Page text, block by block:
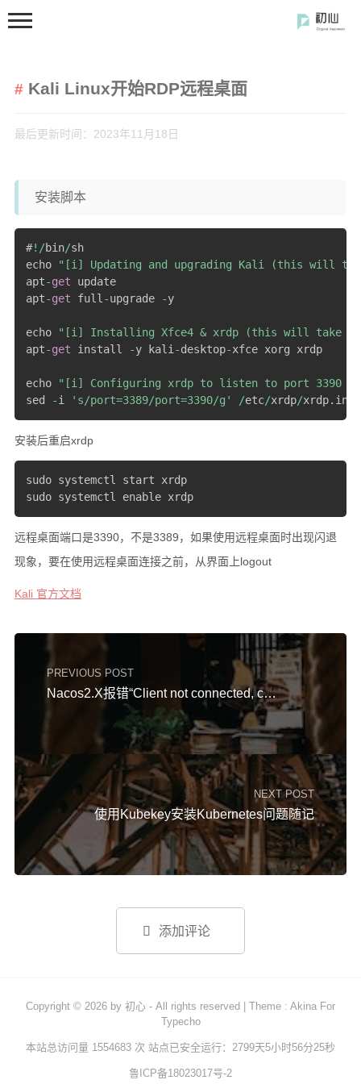
Kali Linux开始RDP远程桌面
最后更新时间：2023年11月18日
安装脚本
#! /bin/sh
echo
"[i] Updating and upgrading Kali (this will
apt-get update
apt-get full -upgrade -y
echo
"[i] Installing Xfce4 & xrdp (this will take a
apt-get install -y kali -desktop-xfce xorg xrdp
echo
"[i] Configuring xrdp to listen to port 3390
sed
-i 's/port=3389/port=3390/g' /etc/xrdp/xrdp. ini
安装后重启xrdp
sudo systemctl start xrdp
sudo systemctl enable xrdp
远程桌面端口是3390，不是3389，如果使用远程桌面时出现闪退
现象，要在使用远程桌面连接之前，从界面上logout
Kali 官方文档
PREVIOUS POST
Nacos2.X报错“Client not connected, current status:STARTING”
NEXT POST
使用Kubekey安装Kubernetes问题随记
 添加评论
Copyright © 2026 by 初心 - All rights reserved | Theme : Akina For
Typecho
本站总访问量 1554683 次 站点已安全运行：2799天5小时56分25秒
鲁ICP备18023017号-2
首页
开发笔记
前端开发
闲の碎语
软件使用
硬件随笔
邻居
留言
关于
捐赠
归档